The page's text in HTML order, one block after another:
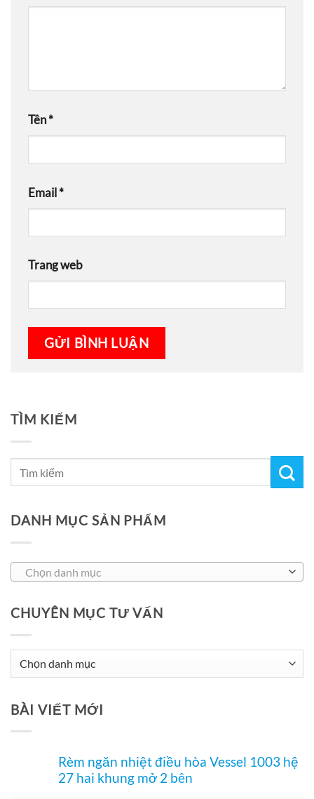
Tên*
Email*
Trang web
TÌM KIẾM
DANH MỤC SẢN PHẨM
Chọn danh mục
CHUYÊN MỤC TƯ VẤN
Chuyên
Mục
Tư
BÀI VIẾT MỚI
Rèm ngăn nhiệt điều hòa Vessel 1003 hệ
27 hai khung mở 2 bên